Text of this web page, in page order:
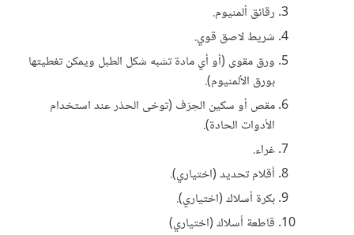
رقائق ألمنيوم.
شريط لاصق قوي.
ورق مقوى (أو أي مادة تشبه شكل الطبل ويمكن تغطيتها
بورق الألمنيوم).
مقص أو سكين الحِرَف (توخى الحذر عند استخدام
الأدوات الحادة).
غراء.
أقلام تحديد (اختياري).
بكرة أسلاك (اختياري).
قاطعة أسلاك (اختياري)